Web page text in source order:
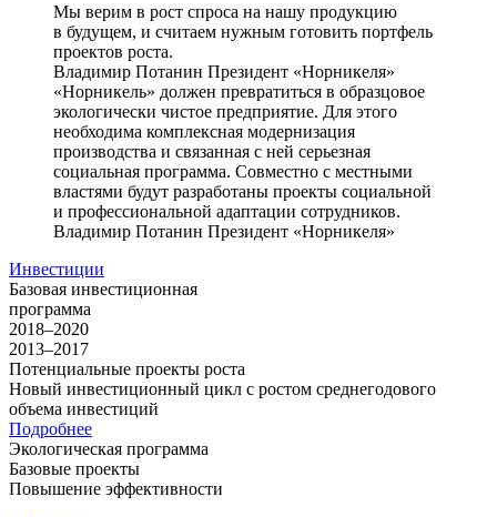
Мы верим в рост спроса на нашу продукцию
в будущем, и считаем нужным готовить портфель
проектов роста.
Владимир Потанин Президент «Норникеля»
«Норникель» должен превратиться в образцовое
экологически чистое предприятие. Для этого
необходима комплексная модернизация
производства и связанная с ней серьезная
социальная программа. Совместно с местными
властями будут разработаны проекты социальной
и профессиональной адаптации сотрудников.
Владимир Потанин Президент «Норникеля»
Инвестиции
Базовая инвестиционная
программа
2018–2020
2013–2017
Потенциальные проекты роста
Новый инвестиционный цикл с ростом среднегодового
объема инвестиций
Подробнее
Экологическая программа
Базовые проекты
Повышение эффективности